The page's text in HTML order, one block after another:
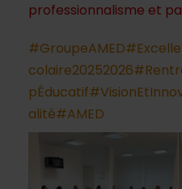
professionnalisme et
#GroupeAMED
colaire20252026
pÉducatif
alité#AMED